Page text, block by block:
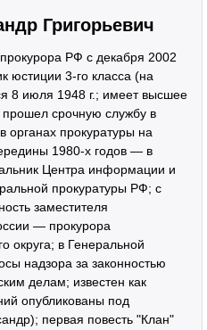
Григорьевич
РФ с декабря 2002
юстиции 3-го класса (на
8 июля 1948 г.; имеет высшее
срочную службу в
органах прокуратуры на
1980-х годов — в
Центра информации и
прокуратуры РФ; с
заместителя
— прокурора
округа; в Генеральной
надзора за законностью
делам; известен как
опубликованы под
первая повесть "Клан"